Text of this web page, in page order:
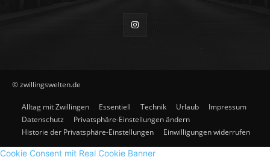
© zwillingswelten.de
Alltag mit Zwillingen Essentiell Technik Urlaub
Impressum
Datenschutz
Privatsphäre-Einstellungen ändern
Historie der Privatsphäre-Einstellungen
Einwilligungen widerrufen
Cookie Consent mit Real Cookie Banner